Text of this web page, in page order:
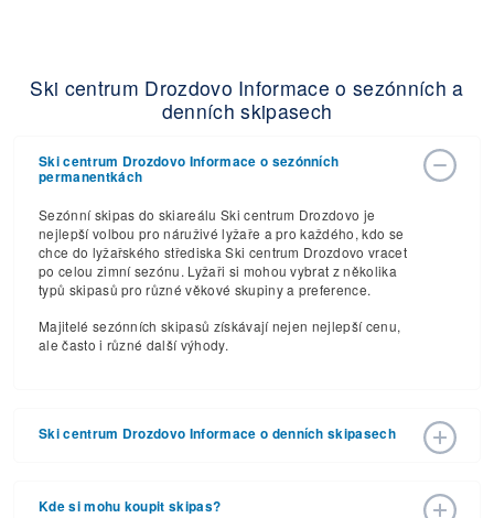
Ski centrum Drozdovo Informace o sezónních a
denních skipasech
Ski centrum Drozdovo Informace o sezónních
permanentkách
Sezónní skipas do skiareálu Ski centrum Drozdovo je
nejlepší volbou pro náruživé lyžaře a pro každého, kdo se
chce do lyžařského střediska Ski centrum Drozdovo vracet
po celou zimní sezónu. Lyžaři si mohou vybrat z několika
typů skipasů pro různé věkové skupiny a preference.
Majitelé sezónních skipasů získávají nejen nejlepší cenu,
ale často i různé další výhody.
Ski centrum Drozdovo Informace o denních skipasech
předpokládaným datem zahájení 26. pro 2026 a ​​
Kde si mohu koupit skipas?